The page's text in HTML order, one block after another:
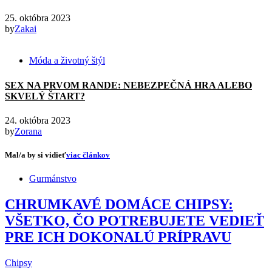
25. októbra 2023
byZakai
Móda a životný štýl
SEX NA PRVOM RANDE: NEBEZPEČNÁ HRA ALEBO
SKVELÝ ŠTART?
24. októbra 2023
byZorana
Mal/a by si vidieťviac článkov
Gurmánstvo
CHRUMKAVÉ DOMÁCE CHIPSY:
VŠETKO, ČO POTREBUJETE VEDIEŤ
PRE ICH DOKONALÚ PRÍPRAVU
Chipsy